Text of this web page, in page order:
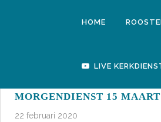
HOME
LIVE
MORGENDIENST 15 MAART
22 februari 2020